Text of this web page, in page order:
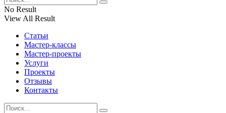
No Result
View All Result
Статьи
Мастер-классы
Мастер-проекты
Услуги
Проекты
Отзывы
Контакты